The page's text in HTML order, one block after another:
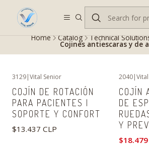
Despacho gratis en RM desde $100.000.
Home Catalog Technical
Cojines antiescaras y de
3129|Vital Senior
COJÍN DE ROTACIÓN
PARA PACIENTES |
SOPORTE Y CONFORT
$13.437 CLP
-15%
2040|
COJÍN
DE
Y
$18.479